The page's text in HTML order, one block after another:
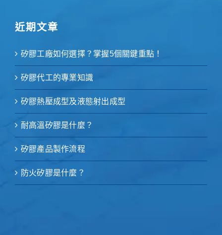
近期文章
矽膠工廠如何選擇？掌握5個關鍵重點！
矽膠代工的專業知識
矽膠熱壓成型及液態射出成型
耐高溫矽膠是什麼？
矽膠產品製作流程
防火矽膠是什麼？